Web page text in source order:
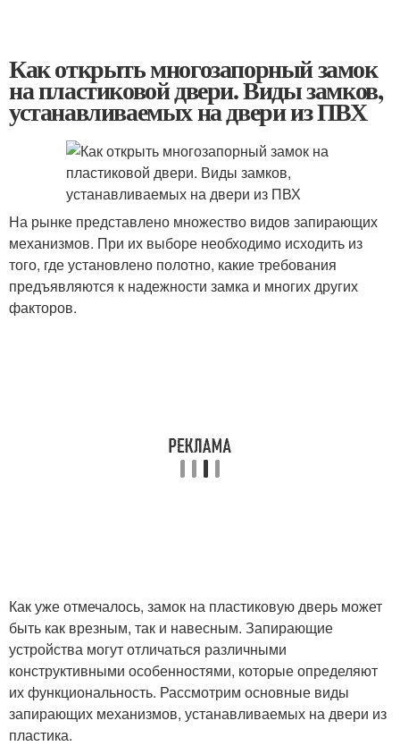
Как открыть многозапорный замок
на пластиковой двери. Виды замков,
устанавливаемых на двери из ПВХ
На рынке представлено множество видов запирающих
механизмов. При их выборе необходимо исходить из
того, где установлено полотно, какие требования
предъявляются к надежности замка и многих других
факторов.
Как уже отмечалось, замок на пластиковую дверь может
быть как врезным, так и навесным. Запирающие
устройства могут отличаться различными
конструктивными особенностями, которые определяют
их функциональность. Рассмотрим основные виды
запирающих механизмов, устанавливаемых на двери из
пластика.